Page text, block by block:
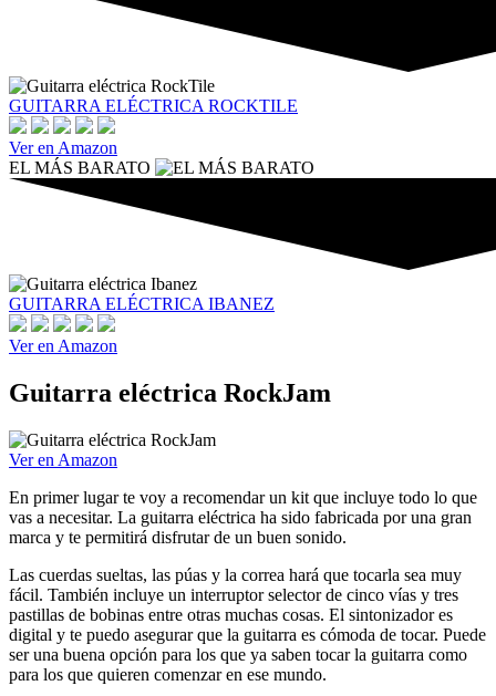
GUITARRA ELÉCTRICA ROCKTILE
Ver en Amazon
EL MÁS BARATO
GUITARRA ELÉCTRICA IBANEZ
Ver en Amazon
Guitarra eléctrica RockJam
Ver en Amazon
En primer lugar te voy a recomendar un kit que incluye todo lo que
vas a necesitar. La guitarra eléctrica ha sido fabricada por una gran
marca y te permitirá disfrutar de un buen sonido.
Las cuerdas sueltas, las púas y la correa hará que tocarla sea muy
fácil. También incluye un interruptor selector de cinco vías y tres
pastillas de bobinas entre otras muchas cosas. El sintonizador es
digital y te puedo asegurar que la guitarra es cómoda de tocar. Puede
ser una buena opción para los que ya saben tocar la guitarra como
para los que quieren comenzar en ese mundo.